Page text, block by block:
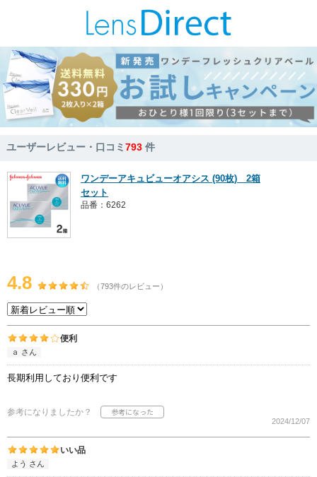
ユーザーレビュー・口コミ793 件
ワンデーアキュビューオアシス (90枚) 2箱
セット
品番：6262
4.8 （793件のレビュー）
便利
ａ さん
長期利用しており便利です
参考になりましたか？
2024/12/07
いい品
よう さん